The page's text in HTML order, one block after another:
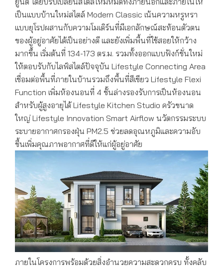
เป็นแบบบ้านใหม่สไตล์ Modern Classic เน้นความหรูหรา
แบบยุโรปผสานกับความโมเดิร์นที่มีเอกลักษณ์สะท้อนตัวตน
ของผู้อยู่อาศัยได้เป็นอย่างดี และยังเพิ่มพื้นที่ใช้สอยให้กว้าง
มากขึ้น เริ่มต้นที่ 134-173 ตร.ม. รวมทั้งออกแบบฟังก์ชั่นใหม่
ให้ตอบรับกับไลฟ์สไตล์ปัจจุบัน Lifestyle Connecting Area
เชื่อมต่อพื้นที่ภายในบ้านรวมถึงพื้นที่สีเขียว Lifestyle Flexi
Function เพิ่มห้องนอนที่ 4 ชั้นล่างรองรับการเป็นห้องนอน
สำหรับผู้สูงอายุได้ Lifestyle Kitchen Studio ครัวขนาด
ใหญ่ Lifestyle Innovation Smart Airflow นวัตกรรมระบบ
ระบายอากาศกรองฝุ่น PM2.5 ช่วยลดอุณหภูมิและความอับ
ชื้นเพิ่มคุณภาพอากาศที่ดีให้แก่ผู้อยู่อาศัย
ภายในโครงการพร้อมด้วยสิ่งอำนวยความสะดวกครบ ทั้งคลับ